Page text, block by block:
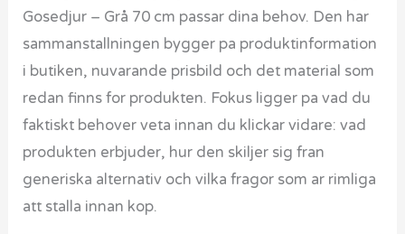
Gosedjur – Grå 70 cm passar dina behov. Den har
sammanstallningen bygger pa produktinformation
i butiken, nuvarande prisbild och det material som
redan finns for produkten. Fokus ligger pa vad du
faktiskt behover veta innan du klickar vidare: vad
produkten erbjuder, hur den skiljer sig fran
generiska alternativ och vilka fragor som ar rimliga
att stalla innan kop.